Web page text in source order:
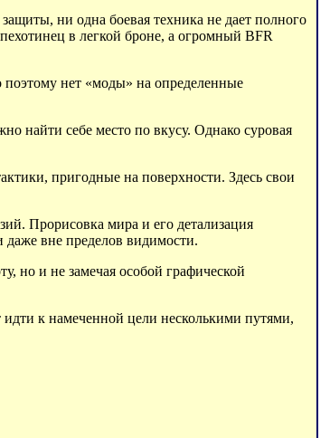
ни одна боевая техника не дает полного
в легкой броне, а огромный BFR
нет «моды» на определенные
найти себе место по вкусу. Однако суровая
пригодные на поверхности. Здесь свои
Прорисовка мира и его детализация
даже вне пределов видимости.
но и не замечая особой графической
к намеченной цели несколькими путями,